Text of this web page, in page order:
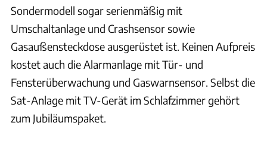
Sondermodell sogar serienmäßig mit
Umschaltanlage und Crashsensor sowie
Gasaußensteckdose ausgerüstet ist. Keinen Aufpreis
kostet auch die Alarmanlage mit Tür- und
Fensterüberwachung und Gaswarnsensor. Selbst die
Sat-Anlage mit TV-Gerät im Schlafzimmer gehört
zum Jubiläumspaket.